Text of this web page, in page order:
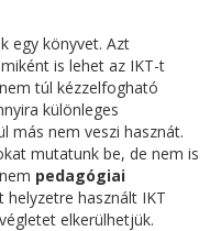
egy könyvet. Azt
is lehet az IKT-t
túl kézzelfogható
különleges
más nem veszi hasznát.
mutatunk be, de nem is
pedagógiai
használt IKT
elkerülhetjük.